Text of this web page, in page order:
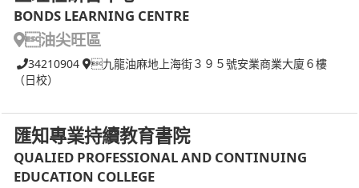
BONDS LEARNING CENTRE
油尖旺區
34210904
九龍油麻地上海街３９５號安業商業大廈６樓
（日校）
匯知專業持續教育書院
QUALIED PROFESSIONAL AND CONTINUING
EDUCATION COLLEGE